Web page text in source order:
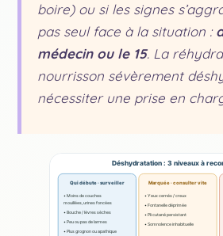
boire) ou si les signes
pas seul face à la situation :
médecin ou le 15. La
nourrisson sévèrement
nécessiter une prise en
Déshydratation : 3 niveaux à
Qui débute · surveiller
• Moins de couches
mouillées, urines foncées
• Bouche / lèvres sèches
• Peu ou pas de larmes
• Plus grognon ou apathique
Marquée · consulter vite
• Yeux cernés / creux
• Fontanelle déprimée
• Pli cutané persistant
• Somnolence inhabituelle